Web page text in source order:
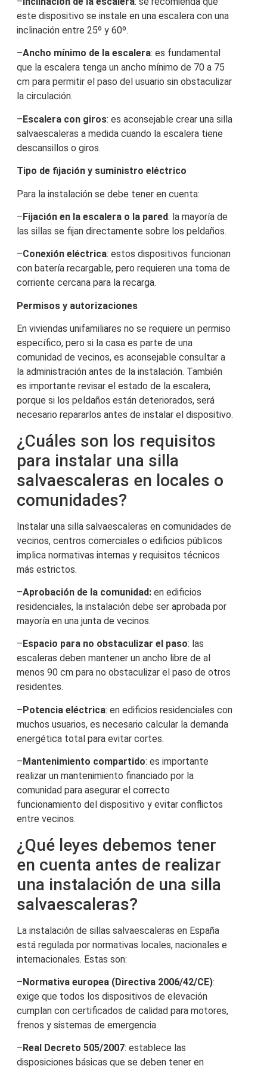
este dispositivo se instale en una escalera con una
inclinación entre 25º y 60º.
–Ancho mínimo de la escalera: es fundamental
que la escalera tenga un ancho mínimo de 70 a 75
cm para permitir el paso del usuario sin obstaculizar
la circulación.
–Escalera con giros: es aconsejable crear una silla
salvaescaleras a medida cuando la escalera tiene
descansillos o giros.
Tipo de fijación y suministro eléctrico
Para la instalación se debe tener en cuenta:
–Fijación en la escalera o la pared: la mayoría de
las sillas se fijan directamente sobre los peldaños.
–Conexión eléctrica: estos dispositivos funcionan
con batería recargable, pero requieren una toma de
corriente cercana para la recarga.
Permisos y autorizaciones
En viviendas unifamiliares no se requiere un permiso
específico, pero si la casa es parte de una
comunidad de vecinos, es aconsejable consultar a
la administración antes de la instalación. También
es importante revisar el estado de la escalera,
porque si los peldaños están deteriorados, será
necesario repararlos antes de instalar el dispositivo.
¿Cuáles son los requisitos
para instalar una silla
salvaescaleras en locales o
comunidades?
Instalar una silla salvaescaleras en comunidades de
vecinos, centros comerciales o edificios públicos
implica normativas internas y requisitos técnicos
más estrictos.
–Aprobación de la comunidad:en edificios
residenciales, la instalación debe ser aprobada por
mayoría en una junta de vecinos.
– Espacio para no obstaculizar el paso: las
escaleras deben mantener un ancho libre de al
menos 90 cm para no obstaculizar el paso de otros
residentes.
–Potencia eléctrica: en edificios residenciales con
muchos usuarios, es necesario calcular la demanda
energética total para evitar cortes.
–Mantenimiento compartido: es importante
realizar un mantenimiento financiado por la
comunidad para asegurar el correcto
funcionamiento del dispositivo y evitar conflictos
entre vecinos.
¿Qué leyes debemos tener
en cuenta antes de realizar
una instalación de una silla
salvaescaleras?
La instalación de sillas salvaescaleras en España
está regulada por normativas locales, nacionales e
internacionales. Estas son:
–Normativa europea (Directiva 2006/42/CE):
exige que todos los dispositivos de elevación
cumplan con certificados de calidad para motores,
frenos y sistemas de emergencia.
– Real Decreto 505/2007: establece las
disposiciones básicas que se deben tener en